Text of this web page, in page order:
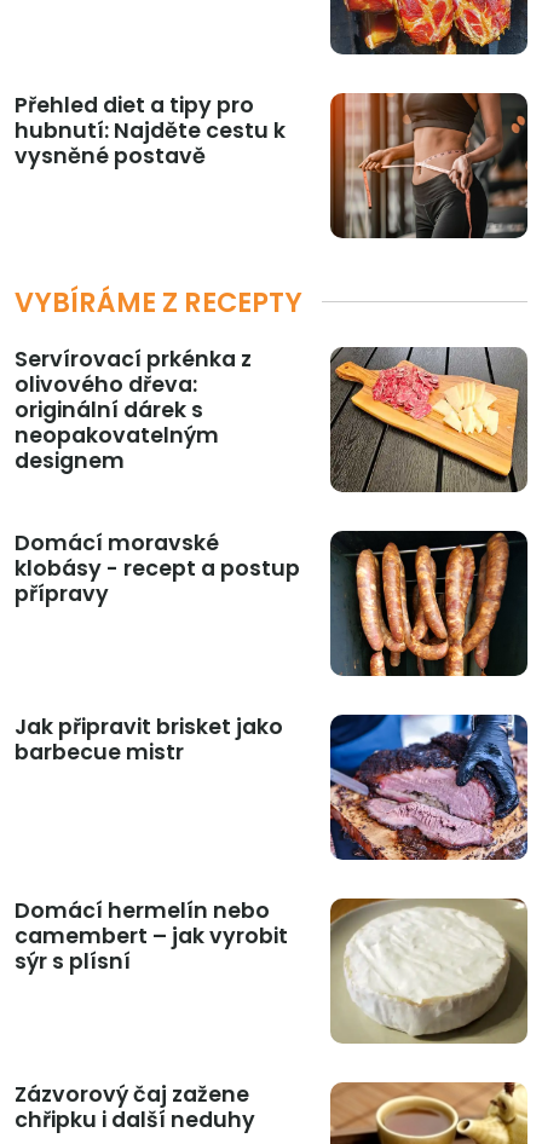
Přehled diet a tipy pro
hubnutí: Najděte cestu k
vysněné postavě
VYBÍRÁME Z RECEPTY
Servírovací prkénka z
olivového dřeva:
originální dárek s
neopakovatelným
designem
Domácí moravské
klobásy - recept a postup
přípravy
Jak připravit brisket jako
barbecue mistr
Domácí hermelín nebo
camembert – jak vyrobit
sýr s plísní
Zázvorový čaj zažene
chřipku i další neduhy